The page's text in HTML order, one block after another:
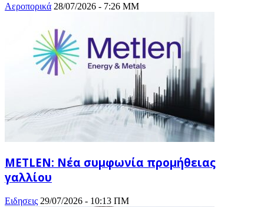
Αεροπορικά 28/07/2026 - 7:26 ΜΜ
METLEN: Νέα συμφωνία προμήθειας
γαλλίου
Ειδησεις 29/07/2026 - 10:13 ΠΜ